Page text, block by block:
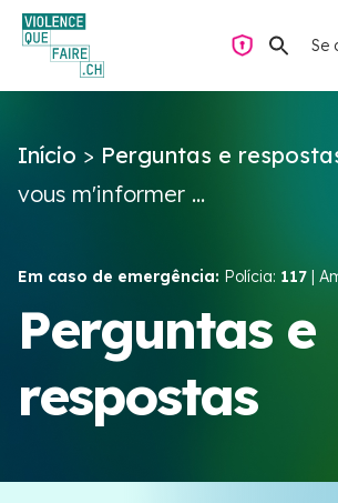
Se
Perguntas e respostas
Violência no casal
Recursos e campanhas
Navegação privada
Início > Perguntas e
vous m'informer ...
Em caso de emergência: Polícia: 117 |
Perguntas e
respostas